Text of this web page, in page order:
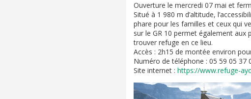
Ouverture le mercredi 07 mai et
Situé à 1 980 m d’altitude,
phare pour les familles et ceux qui
sur le GR 10 permet également aux
trouver refuge en ce lieu.
Accès : 2h15 de montée environ
Numéro de téléphone : 05 59 05 37
Site internet : https://www.refuge-